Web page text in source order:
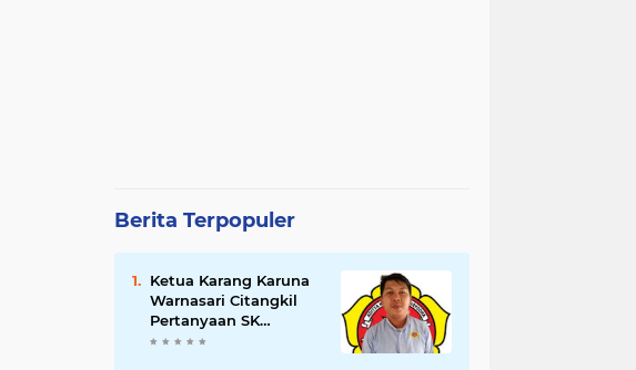
Berita Terpopuler
Ketua Karang Karuna
Warnasari Citangkil
Pertanyaan SK
Karetaker dan Urgensi